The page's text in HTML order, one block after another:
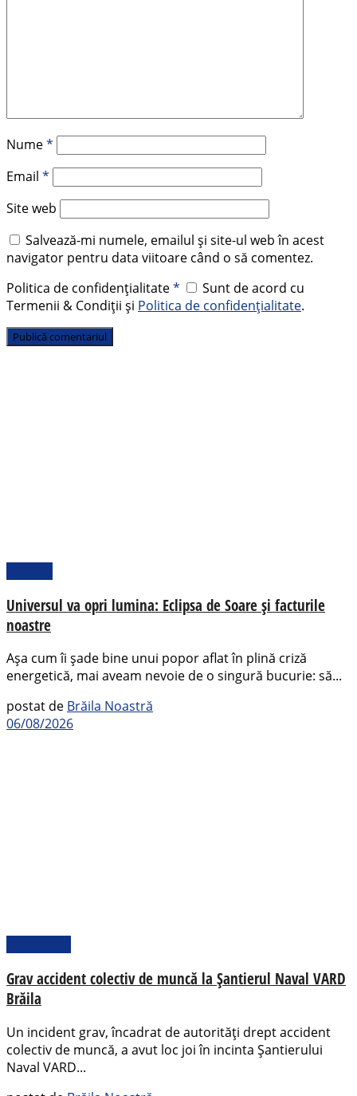
Nume*
Email *
Site web
Salvează-mi numele, emailul și site-ul web în acest
navigator pentru data viitoare când o să comentez.
Politica de confidențialitate*
Sunt de acord cu
Termenii & Condiții și Politica de confidențialitate.
Universul va opri lumina: Eclipsa de Soare și facturile
noastre
Așa cum îi șade bine unui popor aflat în plină criză
energetică, mai aveam nevoie de o singură bucurie: să...
postat de Brăila Noastră
06/08/2026
Grav accident colectiv de muncă la Șantierul Naval VARD
Brăila
Un incident grav, încadrat de autorități drept accident
colectiv de muncă, a avut loc joi în incinta Șantierului
Naval VARD...